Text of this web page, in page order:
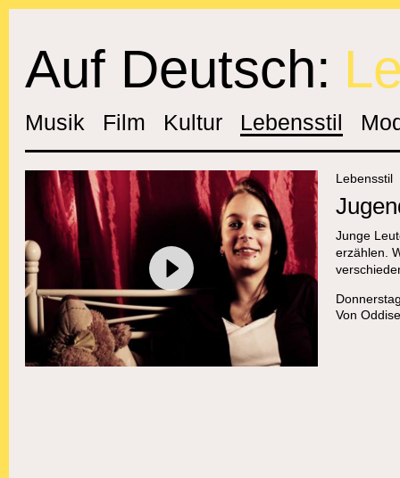
Auf Deutsch:
Musik Film Kultur Lebensstil
Lebensstil
Junge
erzählen.
Von